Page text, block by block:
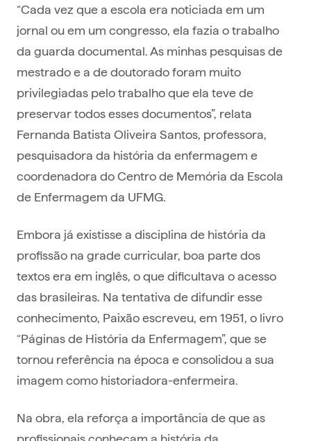
“Cada vez que a escola era noticiada em um
jornal ou em um congresso, ela fazia o trabalho
da guarda documental. As minhas pesquisas de
mestrado e a de doutorado foram muito
privilegiadas pelo trabalho que ela teve de
preservar todos esses documentos”, relata
Fernanda Batista Oliveira Santos, professora,
pesquisadora da história da enfermagem e
coordenadora do Centro de Memória da Escola
de Enfermagem da UFMG.
Embora já existisse a disciplina de história da
profissão na grade curricular, boa parte dos
textos era em inglês, o que dificultava o acesso
das brasileiras. Na tentativa de difundir esse
conhecimento, Paixão escreveu, em 1951, o livro
“Páginas de História da Enfermagem”, que se
tornou referência na época e consolidou a sua
imagem como historiadora-enfermeira.
Na obra, ela reforça a importância de que as